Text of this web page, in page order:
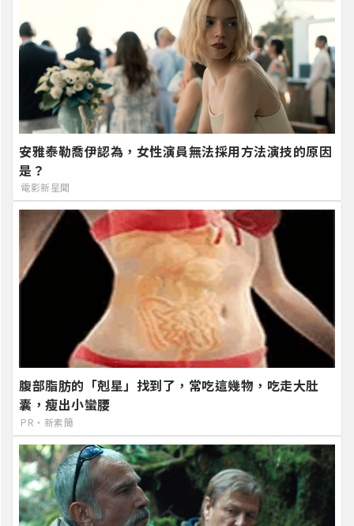
安雅泰勒喬伊認為，女性演員無法採用方法演技的原因
是？
電影新星聞
腹部脂肪的「剋星」找到了，常吃這幾物，吃走大肚
囊，瘦出小蠻腰
PR・新素簡